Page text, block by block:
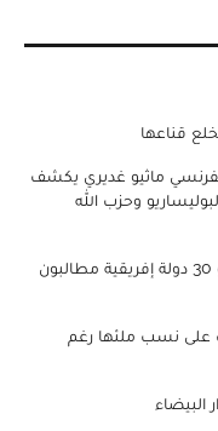
قناعها
ماثيو غديري يكشف
وحزب الله
تأشيرة الدخول للولايات المتحدة: مواطنو 30 دولة إفريقية مطالبون
على نسب ملئها رغم
البيضاء